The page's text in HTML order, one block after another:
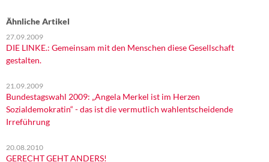
Ähnliche Artikel
27.09.2009
DIE LINKE.: Gemeinsam mit den Menschen diese Gesellschaft
gestalten.
21.09.2009
Bundestagswahl 2009: „Angela Merkel ist im Herzen
Sozialdemokratin“ - das ist die vermutlich wahlentscheidende
Irreführung
20.08.2010
GERECHT GEHT ANDERS!